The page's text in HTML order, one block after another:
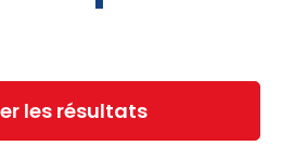
les résultats